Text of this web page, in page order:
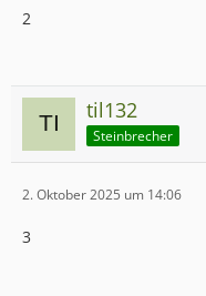
2
til132
Steinbrecher
2. Oktober 2025 um 14:06
3